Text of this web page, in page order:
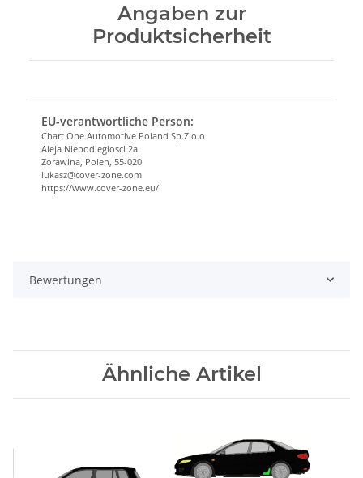
Angaben zur
Produktsicherheit
EU-verantwortliche Person:
Chart One Automotive Poland Sp.Z.o.o
Aleja Niepodleglosci 2a
Zorawina, Polen, 55-020
lukasz@cover-zone.com
https://www.cover-zone.eu/
Bewertungen
Ähnliche Artikel